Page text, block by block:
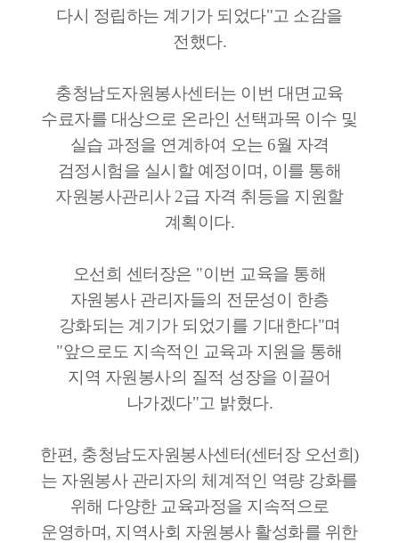
다시 정립하는 계기가 되었다"고 소감을
전했다.
충청남도자원봉사센터는 이번 대면교육
수료자를 대상으로 온라인 선택과목 이수 및
실습 과정을 연계하여 오는 6월 자격
검정시험을 실시할 예정이며, 이를 통해
자원봉사관리사 2급 자격 취등을 지원할
계획이다.
오선희 센터장은 "이번 교육을 통해
자원봉사 관리자들의 전문성이 한층
강화되는 계기가 되었기를 기대한다"며
"앞으로도 지속적인 교육과 지원을 통해
지역 자원봉사의 질적 성장을 이끌어
나가겠다"고 밝혔다.
한편, 충청남도자원봉사센터(센터장 오선희)
는 자원봉사 관리자의 체계적인 역량 강화를
위해 다양한 교육과정을 지속적으로
운영하며, 지역사회 자원봉사 활성화를 위한